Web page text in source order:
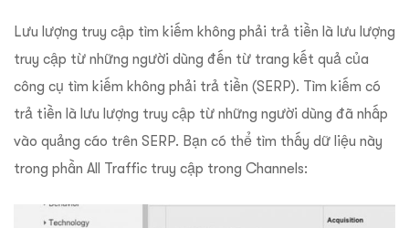
Lưu lượng truy cập tìm kiếm không phải trả tiền là lưu lượng
truy cập từ những người dùng đến từ trang kết quả của
công cụ tìm kiếm không phải trả tiền (SERP). Tìm kiếm có
trả tiền là lưu lượng truy cập từ những người dùng đã nhấp
vào quảng cáo trên SERP. Bạn có thể tìm thấy dữ liệu này
trong phần All Traffic truy cập trong Channels: